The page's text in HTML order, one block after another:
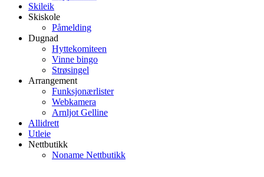
Skileik
Skiskole
Påmelding
Dugnad
Hyttekomiteen
Vinne bingo
Strøsingel
Arrangement
Funksjonærlister
Webkamera
Arnljot Gelline
Allidrett
Utleie
Nettbutikk
Noname Nettbutikk